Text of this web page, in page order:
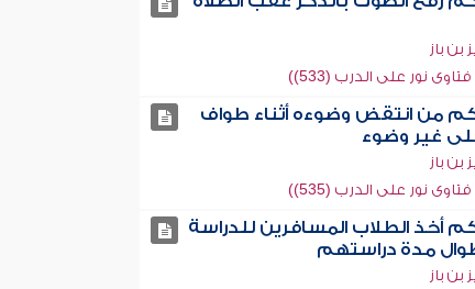
بن باز
نور على الدرب (533))
من انتقض وضوءه أثناء طواف
غير وضوء
بن باز
نور على الدرب (535))
أخذ الطلاب المسافرين للدراسة
مدة دراستهم
بن باز